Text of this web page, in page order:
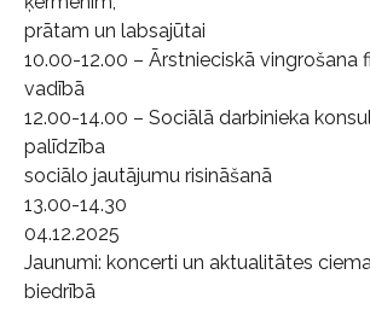
prātam un labsajūtai
10.00-12.00 – Ārstnieciskā vingrošana
vadībā
12.00-14.00 – Sociālā darbinieka
palīdzība
sociālo jautājumu risināšanā
13.00-14.30
04.12.2025
Jaunumi: koncerti un aktualitātes
biedrībā